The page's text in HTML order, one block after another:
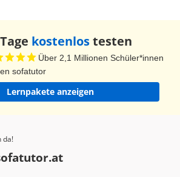
kostenlostesten
Über 2,1 Millionen Schüler*innen
sofatutor
Lernpakete anzeigen
da!